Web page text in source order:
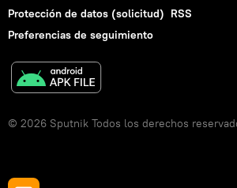
Protección de datos (solicitud) RSS
Preferencias de seguimiento
© 2026 Sputnik Todos los derechos